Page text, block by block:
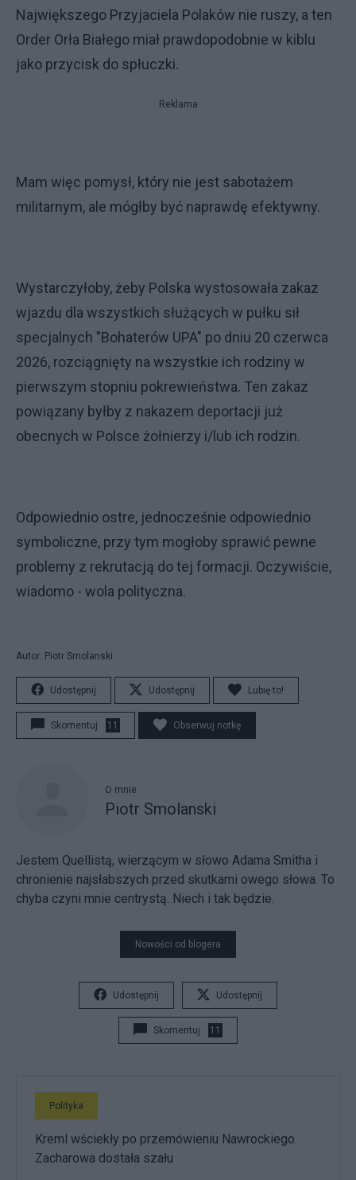
Największego Przyjaciela Polaków nie ruszy, a ten
Order Orła Białego miał prawdopodobnie w kiblu
jako przycisk do spłuczki.
Reklama
Mam więc pomysł, który nie jest sabotażem
militarnym, ale mógłby być naprawdę efektywny.
Wystarczyłoby, żeby Polska wystosowała zakaz
wjazdu dla wszystkich służących w pułku sił
specjalnych "Bohaterów UPA" po dniu 20 czerwca
2026, rozciągnięty na wszystkie ich rodziny w
pierwszym stopniu pokrewieństwa. Ten zakaz
powiązany byłby z nakazem deportacji już
obecnych w Polsce żołnierzy i/lub ich rodzin.
Odpowiednio ostre, jednocześnie odpowiednio
symboliczne, przy tym mogłoby sprawić pewne
problemy z rekrutacją do tej formacji. Oczywiście,
wiadomo - wola polityczna.
Autor: Piotr Smolanski
Udostępnij Udostępnij Lubię to!
Skomentuj 11 Obserwuj notkę
O mnie
Piotr Smolanski
Jestem Quellistą, wierzącym w słowo Adama Smitha i
chronienie najsłabszych przed skutkami owego słowa. To
chyba czyni mnie centrystą. Niech i tak będzie.
Nowości od blogera
Udostępnij Udostępnij
Skomentuj 11
Polityka
Kreml wściekły po przemówieniu Nawrockiego.
Zacharowa dostała szału